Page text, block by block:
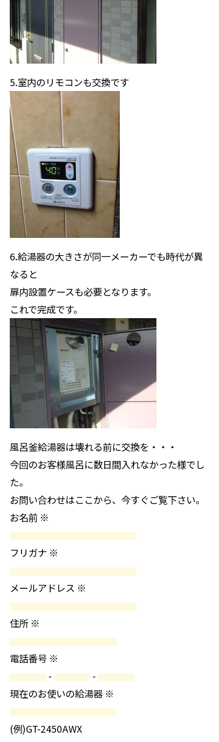
5.室内のリモコンも交換です
6.給湯器の大きさが同一メーカーでも時代が異
なると
扉内設置ケースも必要となります。
これで完成です。
風呂釜給湯器は壊れる前に交換を・・・
今回のお客様風呂に数日間入れなかった様でし
た。
お問い合わせはここから、今すぐご覧下さい。
お名前 ※
フリガナ ※
メールアドレス ※
住所 ※
電話番号 ※
-
-
現在のお使いの給湯器 ※
(例)GT-2450AWX